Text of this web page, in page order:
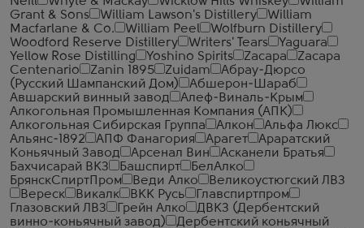
Grant & Sons
William Lawson's Distillery
William
Macfarlane & Co.
William Peel
Wolfburn Distillery
Woodford Reserve Distillery
Writers' Tears
Yaguara
Yellow Rose Distilling
Yoshino Spirits Zacapa
Zacapa
Centenario
Zanin 1895 Zuidam
Абрау-Дюрсо
(Русский Шампанский Дом)
Абшерон-Шараб
Авшарский винный завод
Алеф-Виналь-Крым
Алкогольная Промышленная Компания (АПК)
Алкогольная Сибирская Группа
Алкон
Альфа Люкс
Альянс-1892
АПФ Фанагория Арагет
Араратский
Коньячный Завод
Арсенал Вин
Асканели Братья
Бахчисарай ВКЗ
Башспирт
БелАлко
БрянскСпиртПром
Веди Алко
Великоустюгский ЛВЗ
Вереск
Викалк ВКК Русь
Главспиртпром
Глазовский ЛВЗ
Грейн Алко
ДВКЗ (Дербентский
винно-коньячный завод)
Дербентский коньячный